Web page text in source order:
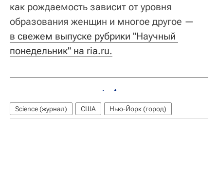
как рождаемость зависит от уровня
образования женщин и многое другое —
в свежем выпуске рубрики "Научный
понедельник" на ria.ru.
Science (журнал) США Нью-Йорк (город)